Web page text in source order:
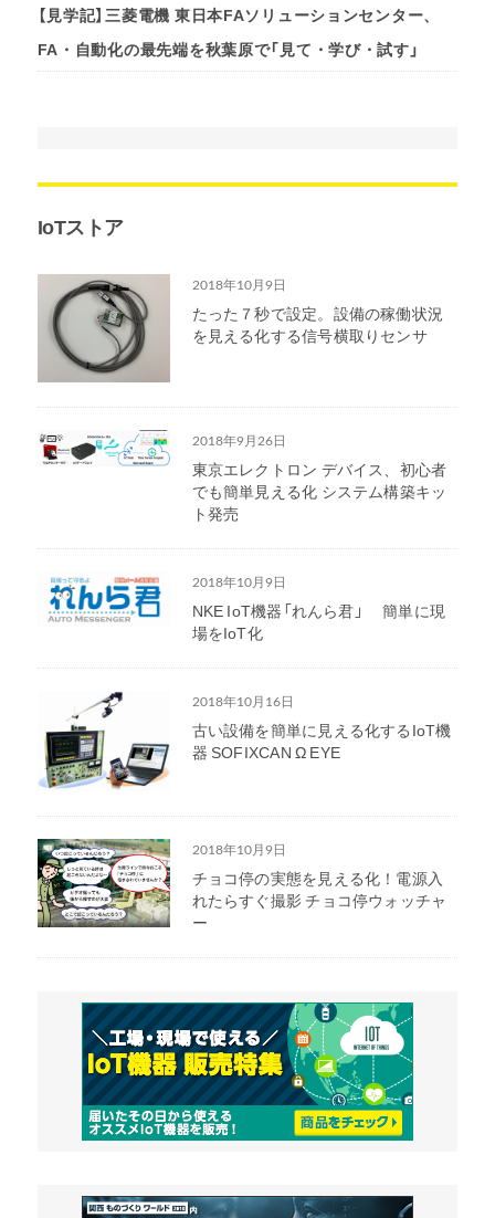
【見学記】三菱電機 東日本FAソリューションセンター、
FA・自動化の最先端を秋葉原で「見て・学び・試す」
IoTストア
2018年10月9日
たった７秒で設定。設備の稼働状況
を見える化する信号横取りセンサ
2018年9月26日
東京エレクトロン デバイス、初心者
でも簡単見える化 システム構築キッ
ト発売
2018年10月9日
NKE IoT機器「れんら君」 簡単に現
場をIoT化
2018年10月16日
古い設備を簡単に見える化するIoT機
器 SOFIXCAN Ω EYE
2018年10月9日
チョコ停の実態を見える化！電源入
れたらすぐ撮影 チョコ停ウォッチャ
ー